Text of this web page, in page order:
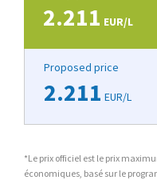
2.211 EUR/L
Proposed price
2.211 EUR/L
*Le prix officiel est le prix
économiques, basé sur le